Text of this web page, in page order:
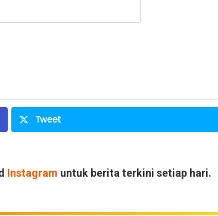
Tweet
Instagram untuk berita terkini setiap hari.